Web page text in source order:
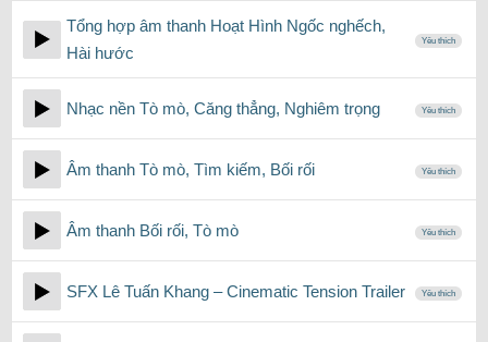
Tổng hợp âm thanh Hoạt Hình Ngốc nghếch,
Hài hước
Yêu thích
Nhạc nền Tò mò, Căng thẳng, Nghiêm trọng Yêu thích
Âm thanh Tò mò, Tìm kiếm, Bối rối Yêu thích
Âm thanh Bối rối, Tò mò Yêu thích
SFX Lê Tuấn Khang – Cinematic Tension Trailer Yêu thích